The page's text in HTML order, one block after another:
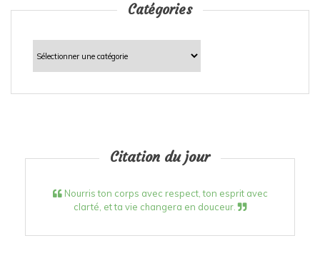
Catégories
Catégories
Citation du jour
Nourris ton corps avec respect, ton esprit avec
clarté, et ta vie changera en douceur.